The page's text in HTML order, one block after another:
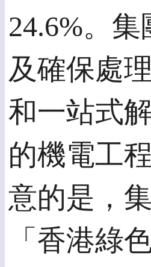
24.6%。
及確保處
和一站式
的機電工
意的是，
「香港綠